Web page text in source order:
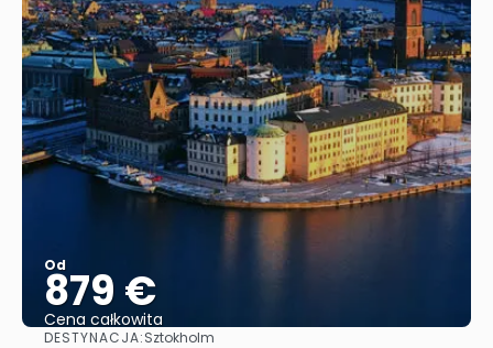
Od
879 €
Cena całkowita
DESTYNACJA:Sztokholm